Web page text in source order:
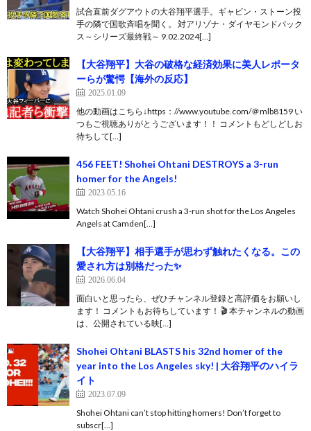
試合直前ダグアウトの大谷翔平選手。ギャビン・ストーン投
手の隣で国歌斉唱を聞く。 対アリゾナ・ダイヤモンドバック
ス～シリーズ最終戦～ 9.02.2024[…]
【大谷翔平】大谷の破格な経済効果に美人レポータ
ーらが驚愕【海外の反応】
2025.01.09
他の動画はこちら↓https：//www.youtube.com/＠mlb8159 い
つもご視聴ありがとうございます！！ コメントもどしどしお
待ちして[…]
456 FEET! Shohei Ohtani DESTROYS a 3-run
homer for the Angels!
2023.05.16
Watch Shohei Ohtani crush a 3-run shot for the Los Angeles
Angels at Camden[…]
【大谷翔平】相手選手が思わず触れたくなる。この
愛され方は別格だった✨
2026.06.04
面白いと思ったら、ぜひチャンネル登録と高評価をお願いし
ます！ コメントもお待ちしています！ 🎬 本チャンネルの動画
は、公開されている映[…]
Shohei Ohtani BLASTS his 32nd homer of the
year into the Los Angeles sky! | 大谷翔平のハイラ
イト
2023.07.09
Shohei Ohtani can’t stop hitting homers! Don’t forget to
subscr[…]